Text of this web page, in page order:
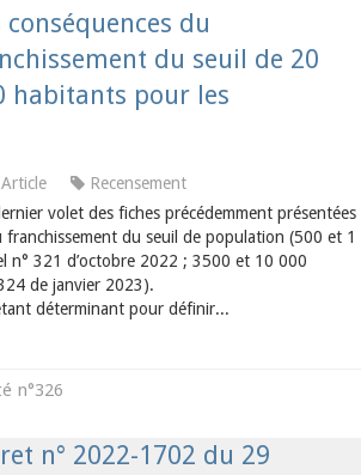
conséquences du
du seuil de 20
habitants pour les
Article
Recensement
volet des fiches précédemment présentées
franchissement du seuil de population (500 et 1
n° 321 d’octobre 2022 ; 3500 et 10 000
de janvier 2023).
déterminant pour définir...
n°326
n° 2022-1702 du 29